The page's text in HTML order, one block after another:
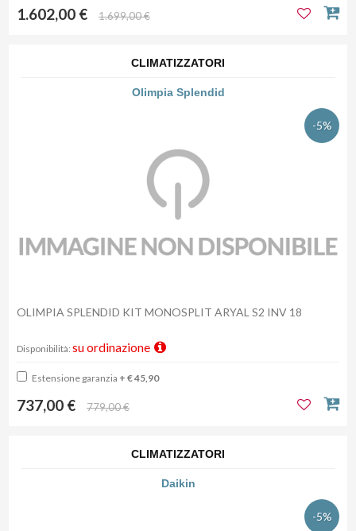
1.602,00 € 1.699,00 €
CLIMATIZZATORI
Olimpia Splendid
-5%
OLIMPIA SPLENDID KIT MONOSPLIT ARYAL S2 INV 18
Disponibilità: su ordinazione
Estensione garanzia + € 45,90
737,00 € 779,00 €
CLIMATIZZATORI
Daikin
-5%